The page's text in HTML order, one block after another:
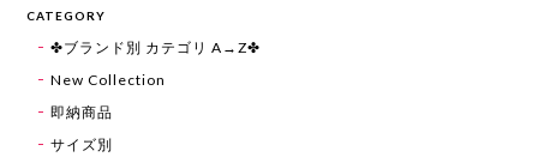
CATEGORY
✤ブランド別 カテゴリ A→Z✤
New Collection
即納商品
サイズ別